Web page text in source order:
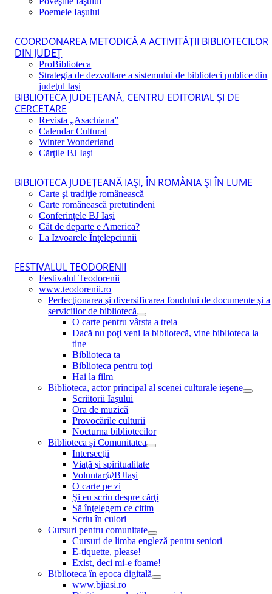
Poemele Iaşului
COORDONAREA METODICĂ A ACTIVITĂŢII BIBLIOTECILOR
DIN JUDEŢ
ProBiblioteca
Strategia de dezvoltare a sistemului de biblioteci publice din
judeţul Iaşi
BIBLIOTECA JUDEŢEANĂ, CENTRU EDITORIAL ŞI DE
CERCETARE
Revista „Asachiana”
Calendar Cultural
Winter Wonderland
Cărţile BJ Iaşi
BIBLIOTECA JUDEŢEANĂ IAŞI, ÎN ROMÂNIA ŞI ÎN LUME
Carte şi tradiţie românească
Carte românească pretutindeni
Conferințele BJ Iași
Cât de departe e America?
La Izvoarele Înţelepciunii
FESTIVALUL TEODORENII
Festivalul Teodorenii
www.teodorenii.ro
Perfecţionarea şi diversificarea fondului de documente şi a
serviciilor de bibliotecă
O carte pentru vârsta a treia
Dacă nu poţi veni la bibliotecă, vine biblioteca la
tine
Biblioteca ta
Biblioteca pentru toţi
Hai la film
Biblioteca, actor principal al scenei culturale ieşene
Scriitorii Iaşului
Ora de muzică
Provocările culturii
Nocturna bibliotecilor
Biblioteca și Comunitatea
Intersecţii
Viaţă şi spiritualitate
Voluntar@BJIaşi
O carte pe zi
Şi eu scriu despre cărţi
Să înţelegem ce citim
Scriu în culori
Cursuri pentru comunitate
Cursuri de limba engleză pentru seniori
E-tiquette, please!
Exist, deci mi-e foame!
Biblioteca în epoca digitală
www.bjiasi.ro